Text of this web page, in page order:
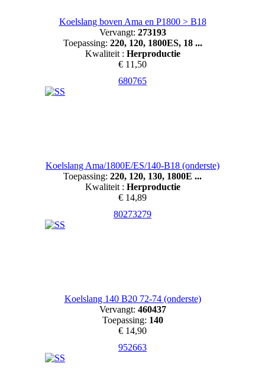
Koelslang boven Ama en P1800 > B18
Vervangt: 273193
Toepassing: 220, 120, 1800ES, 18 ...
Kwaliteit : Herproductie
€ 11,50
680765
Koelslang Ama/1800E/ES/140-B18 (onderste)
Toepassing: 220, 120, 130, 1800E ...
Kwaliteit : Herproductie
€ 14,89
80273279
Koelslang 140 B20 72-74 (onderste)
Vervangt: 460437
Toepassing: 140
€ 14,90
952663